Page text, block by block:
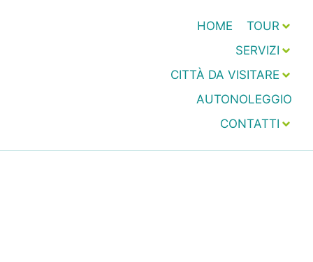
HOME
TOUR
SERVIZI
CITTÀ DA VISITARE
AUTONOLEGGIO
CONTATTI